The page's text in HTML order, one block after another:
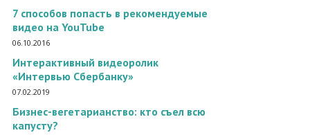
7 способов попасть в рекомендуемые
видео на YouTube
06.10.2016
Интерактивный видеоролик
«Интервью Сбербанку»
07.02.2019
Бизнес-вегетарианство: кто съел всю
капусту?